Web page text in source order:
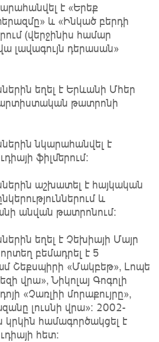
է «Երեք
և «Ինկած բերդի
(վերջինիս համար
լավագույն դերասան»
եղել է Երևանի Մհեր
թատրոնի
նկարահանվել է
ֆիլմերում։
աշխատել է հայկական
և
անվան թատրոնում։
եղել է Չեխիայի Մայր
բեմադրել է 5
Շեքսպիրի «Մակբեթ», Լոպե
վրա», Նիկոլայ Գոգոլի
«Չառլիի մորաքույրը»,
լուսնի վրա»։ 2002-
համագործակցել է
հետ։